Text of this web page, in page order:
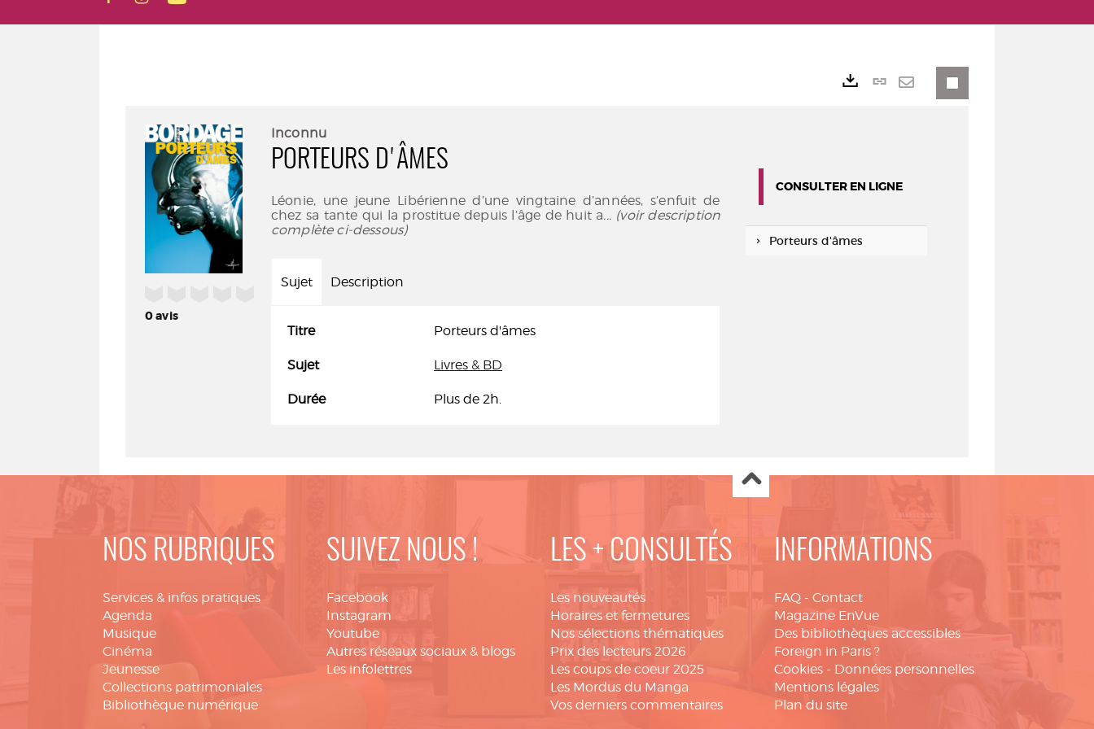
0avis
Inconnu
PORTEURS D'ÂMES
Léonie, une jeune Libérienne d’une vingtaine d’années, s’enfuit de
chez sa tante qui la prostitue depuis l’âge de huit a... (voir description
complète ci-dessous)
Sujet Description
Titre Porteurs d'âmes
Sujet Livres & BD
Durée Plus de 2h.
Lien
CONSULTER EN LIGNE
Porteurs d'âmes
NOS RUBRIQUES
Services & infos pratiques
Agenda
Musique
Cinéma
Jeunesse
Collections patrimoniales
Bibliothèque numérique
SUIVEZ NOUS !
Facebook
Instagram
Youtube
Autres réseaux sociaux & blogs
Les infolettres
LES + CONSULTÉS
Les nouveautés
Horaires et fermetures
Nos sélections thématiques
Prix des lecteurs 2026
Les coups de coeur 2025
Les Mordus du Manga
Vos derniers commentaires
INFORMATIONS
FAQ - Contact
Magazine EnVue
Des bibliothèques accessibles
Foreign in Paris ?
Cookies - Données personnelles
Mentions légales
Plan du site